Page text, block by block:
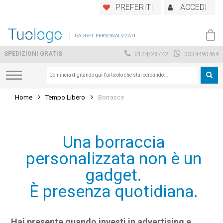
main
PREFERITI ACCEDI
GADGET PERSONALIZZATI
SPEDIZIONI GRATIS 0124/28742 3334490469
Home Tempo Libero Borracce
Una borraccia
personalizzata non è un
gadget.
È presenza quotidiana.